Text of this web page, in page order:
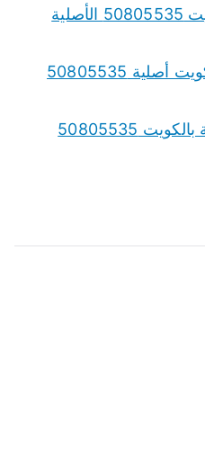
قطع غيار جيلي Geely الكويت 50805535 الأصلية
قطع غيار جيتور Jetour بالكويت أصلية 50805535
قطع غيار بايك BAIC الأصلية بالكويت 50805535